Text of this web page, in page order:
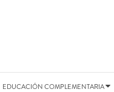
EDUCACIÓN COMPLEMENTARIA